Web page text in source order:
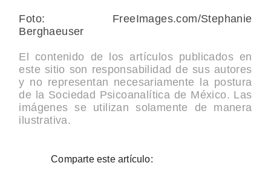
Foto: FreeImages.com/Stephanie
Berghaeuser
El contenido de los artículos publicados en
este sitio son responsabilidad de sus autores
y no representan necesariamente la postura
de la Sociedad Psicoanalítica de México. Las
imágenes se utilizan solamente de manera
ilustrativa.
Comparte este artículo: